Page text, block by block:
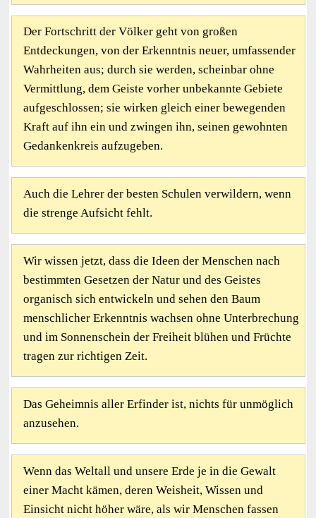
Der Fortschritt der Völker geht von großen
Entdeckungen, von der Erkenntnis neuer, umfassender
Wahrheiten aus; durch sie werden, scheinbar ohne
Vermittlung, dem Geiste vorher unbekannte Gebiete
aufgeschlossen; sie wirken gleich einer bewegenden
Kraft auf ihn ein und zwingen ihn, seinen gewohnten
Gedankenkreis aufzugeben.
Auch die Lehrer der besten Schulen verwildern, wenn
die strenge Aufsicht fehlt.
Wir wissen jetzt, dass die Ideen der Menschen nach
bestimmten Gesetzen der Natur und des Geistes
organisch sich entwickeln und sehen den Baum
menschlicher Erkenntnis wachsen ohne Unterbrechung
und im Sonnenschein der Freiheit blühen und Früchte
tragen zur richtigen Zeit.
Das Geheimnis aller Erfinder ist, nichts für unmöglich
anzusehen.
Wenn das Weltall und unsere Erde je in die Gewalt
einer Macht kämen, deren Weisheit, Wissen und
Einsicht nicht höher wäre, als wir Menschen fassen